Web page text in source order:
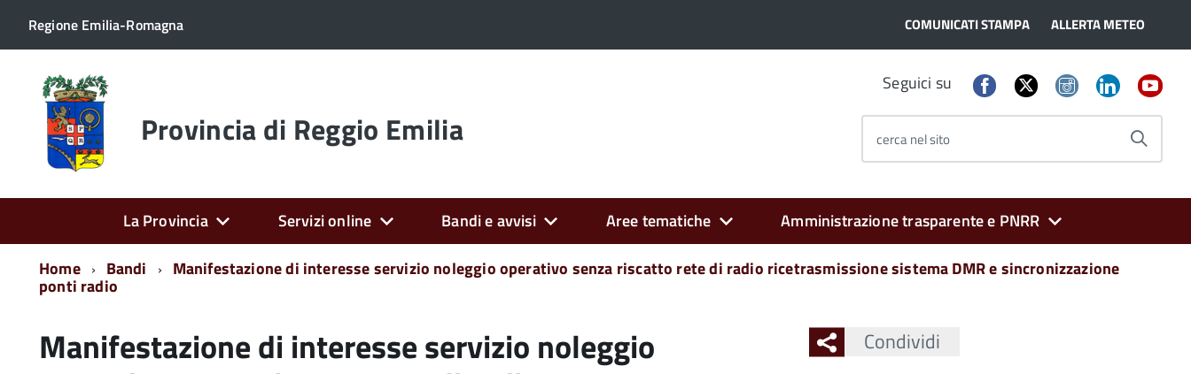
Regione Emilia-Romagna COMUNICATI STAMPA ALLERTA METEO
Torna
alla
home
page Provincia di Reggio Emilia
Seguici su
cerca nel sito
La Provincia Servizi online Bandi e avvisi Aree tematiche
Amministrazione trasparente e PNRR
Home
Bandi Manifestazione di interesse servizio noleggio operativo senza riscatto rete di radio ricetrasmissione sistema DMR e sincronizzazione
ponti radio
Manifestazione di interesse servizio noleggio Condividi